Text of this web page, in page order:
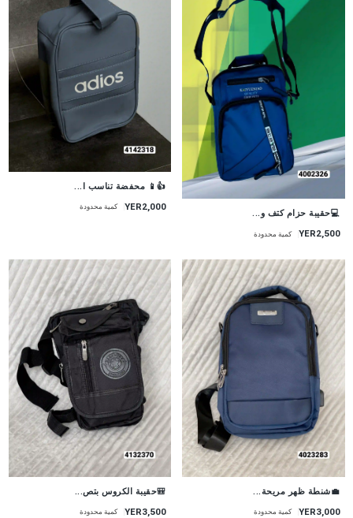
💻حقيبة حزام كتف و...
YER2,500 كمية محدودة
👍📱 محفضة تناسب ا...
YER2,000 كمية محدودة
💼شنطة ظهر مريحة...
YER3,000 كمية محدودة
🎒حقيبة الكروس بتص...
YER3,500 كمية محدودة